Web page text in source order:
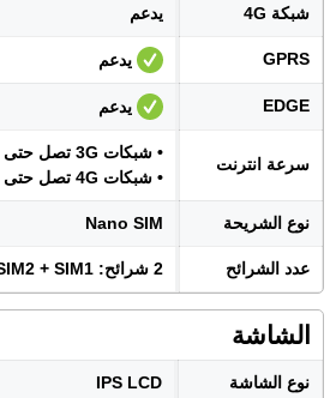
شبكة 4G يدعم
GPRS يدعم
EDGE يدعم
سرعة انترنت
• شبكات 3G تصل حتى 42 ميجابت
• شبكات 4G تصل حتى 300 ميجابت
نوع الشريحة Nano SIM
عدد الشرائح 2 شرائح: MicroSD + SIM2 + SIM1
الشاشة
نوع الشاشة IPS LCD